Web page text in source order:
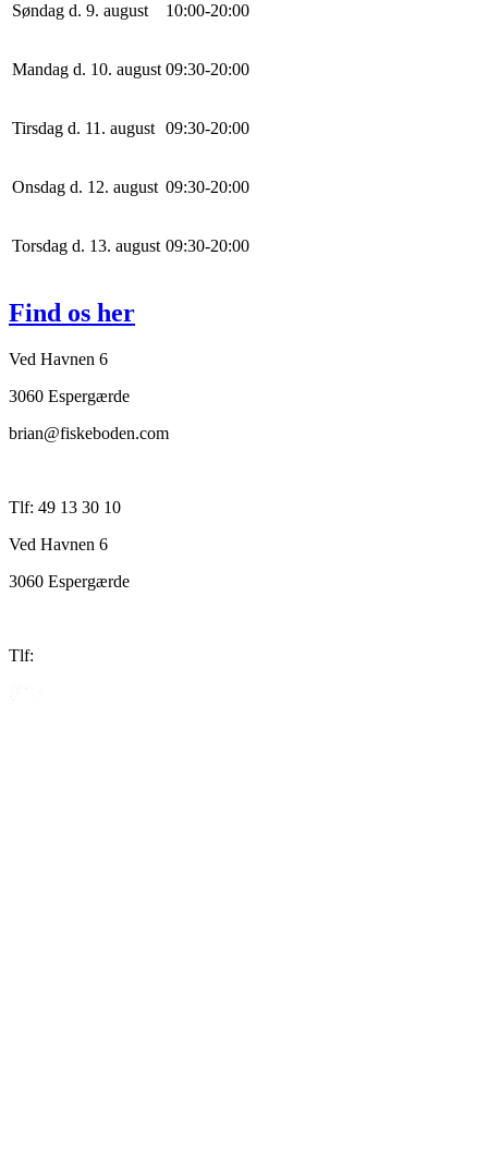
Søndag d. 9. august 10:00-20:00
Mandag d. 10. august 09:30-20:00
Tirsdag d. 11. august 09:30-20:00
Onsdag d. 12. august 09:30-20:00
Torsdag d. 13. august 09:30-20:00
Find os her
Ved Havnen 6
3060 Espergærde
brian@fiskeboden.com
Tlf: 49 13 30 10
Ved Havnen 6
3060 Espergærde
Tlf: